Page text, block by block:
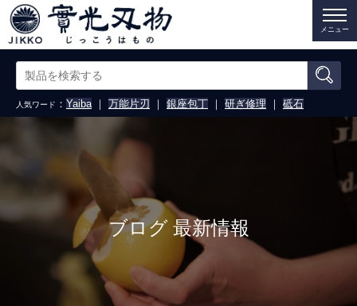
メニュー
人気ワード ： Yaiba｜ 万能片刃 ｜ 銀座包丁 ｜ 研ぎ修理 ｜ 砥石
ブログ 最新情報